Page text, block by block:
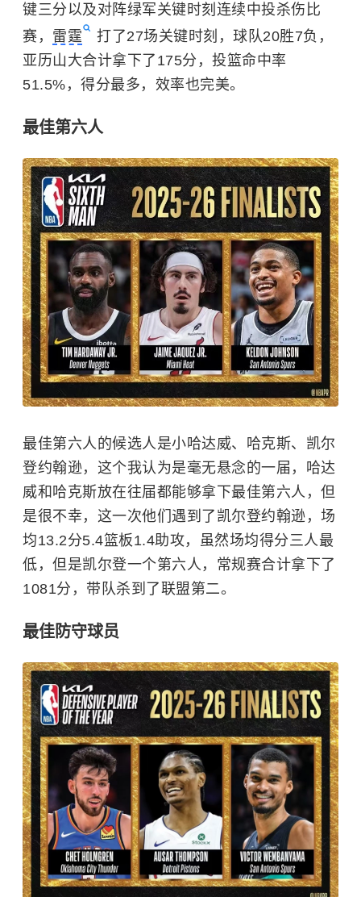
键三分以及对阵绿军关键时刻连续中投杀伤比
赛， 雷霆
打了27场关键时刻，球队20胜7负，
亚历山大合计拿下了175分，投篮命中率
51.5%，得分最多，效率也完美。
最佳第六人
最佳第六人的候选人是小哈达威、哈克斯、凯尔
登约翰逊，这个我认为是毫无悬念的一届，哈达
威和哈克斯放在往届都能够拿下最佳第六人，但
是很不幸，这一次他们遇到了凯尔登约翰逊，场
均13.2分5.4篮板1.4助攻，虽然场均得分三人最
低，但是凯尔登一个第六人，常规赛合计拿下了
1081分，带队杀到了联盟第二。
最佳防守球员